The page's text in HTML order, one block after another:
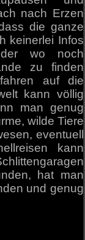
nach Erzen
die ganze
keinerlei Infos
wo noch
zu finden
auf die
kann völlig
man genug
wilde Tiere
eventuell
kann
hat man
und genug